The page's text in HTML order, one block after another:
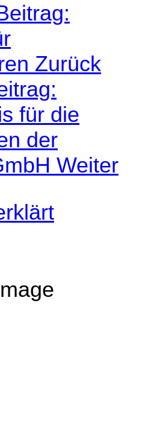
Zurück
für die
der
Weiter